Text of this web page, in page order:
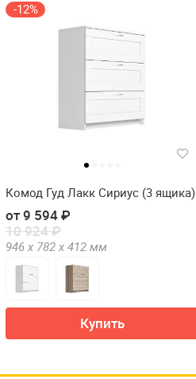
-12%
Комод Гуд Лакк Сириус (3 ящика)
от 9 594 ₽
10 924 ₽
946 х 782 х 412 мм
Купить